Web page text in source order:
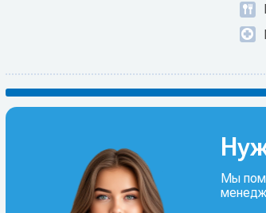
Мы